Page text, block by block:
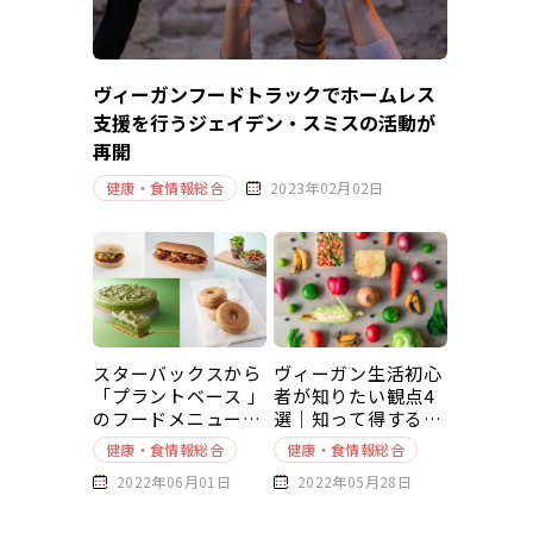
ヴィーガンフードトラックでホームレス
支援を行うジェイデン・スミスの活動が
再開
健康・食情報総合 2023年02月02日
スターバックスから
「プラントベース 」
のフードメニューが
新発売
健康・食情報総合
2022年06月01日
ヴィーガン生活初心
者が知りたい観点4
選｜知って得する豆
知識～基本編～
健康・食情報総合
2022年05月28日